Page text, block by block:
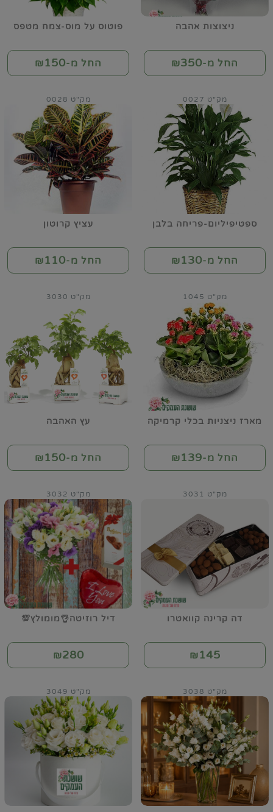
ניצוצות אהבה
החל מ-₪350
פוטוס על מוס-צמח מטפס
החל מ-₪150
ספטיפיליום-פריחה בלבן
מק"ט 0027
החל מ-₪130
עציץ קרוטון
מק"ט 0028
החל מ-₪110
מארז ניצניות בכלי קרמיקה
מק"ט 1045
החל מ-₪139
עץ האהבה
מק"ט 3030
החל מ-₪150
דה קרינה קוואטרו
מק"ט 3031
₪145
דיל רוזיטה👌מומולץ💯
מק"ט 3032
₪280
מק"ט 3038 מק"ט 3049